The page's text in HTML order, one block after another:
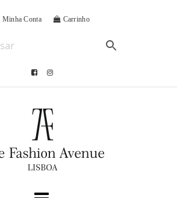
Minha Conta Carrinho